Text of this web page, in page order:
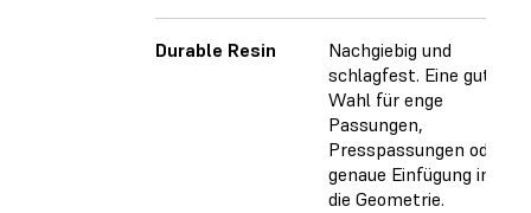
Durable Resin
Nachgiebig und
schlagfest. Eine gute
Wahl für enge
Passungen,
Presspassungen oder
genaue Einfügung in
die Geometrie.